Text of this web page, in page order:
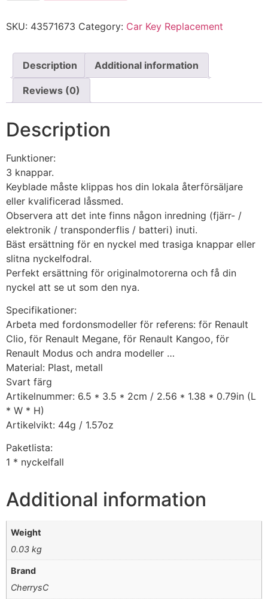
SKU: 43571673 Category: Car Key Replacement
Description Additional information
Reviews (0)
Description
Funktioner:
3 knappar.
Keyblade måste klippas hos din lokala återförsäljare
eller kvalificerad låssmed.
Observera att det inte finns någon inredning (fjärr- /
elektronik / transponderflis / batteri) inuti.
Bäst ersättning för en nyckel med trasiga knappar eller
slitna nyckelfodral.
Perfekt ersättning för originalmotorerna och få din
nyckel att se ut som den nya.
Specifikationer:
Arbeta med fordonsmodeller för referens: för Renault
Clio, för Renault Megane, för Renault Kangoo, för
Renault Modus och andra modeller …
Material: Plast, metall
Svart färg
Artikelnummer: 6.5 * 3.5 * 2cm / 2.56 * 1.38 * 0.79in (L
* W * H)
Artikelvikt: 44g / 1.57oz
Paketlista:
1 * nyckelfall
Additional information
Weight
0.03 kg
Brand
CherrysC